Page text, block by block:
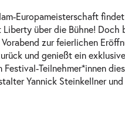
Europameisterschaft
über die Bühne! Doch
zur feierlichen
und genießt ein
Festival-Teilnehmer*innen
Yannick Steinkellner